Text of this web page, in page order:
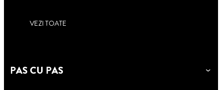
VEZI TOATE
PAS CU PAS